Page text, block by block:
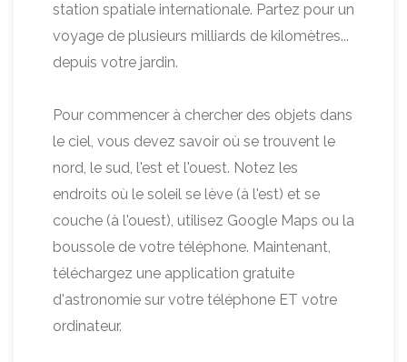
station spatiale internationale. Partez pour un
voyage de plusieurs milliards de kilomètres...
depuis votre jardin.
Pour commencer à chercher des objets dans
le ciel, vous devez savoir où se trouvent le
nord, le sud, l'est et l'ouest. Notez les
endroits où le soleil se lève (à l'est) et se
couche (à l'ouest), utilisez Google Maps ou la
boussole de votre téléphone. Maintenant,
téléchargez une application gratuite
d'astronomie sur votre téléphone ET votre
ordinateur.